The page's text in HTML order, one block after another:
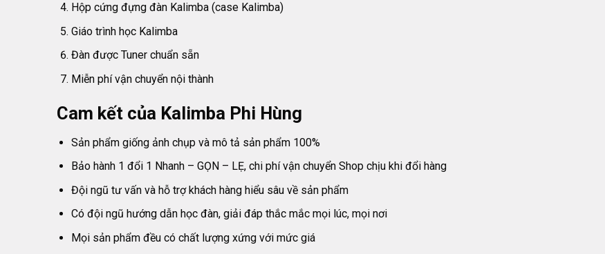
Hộp cứng đựng đàn Kalimba (case Kalimba)
Giáo trình học Kalimba
Đàn được Tuner chuẩn sẵn
Miễn phí vận chuyển nội thành
Cam kết của Kalimba Phi Hùng
Sản phẩm giống ảnh chụp và mô tả sản phẩm 100%
Bảo hành 1 đổi 1 Nhanh – GỌN – LẸ, chi phí vận chuyển Shop chịu khi đổi hàng
Đội ngũ tư vấn và hỗ trợ khách hàng hiểu sâu về sản phẩm
Có đội ngũ hướng dẫn học đàn, giải đáp thắc mắc mọi lúc, mọi nơi
Mọi sản phẩm đều có chất lượng xứng với mức giá